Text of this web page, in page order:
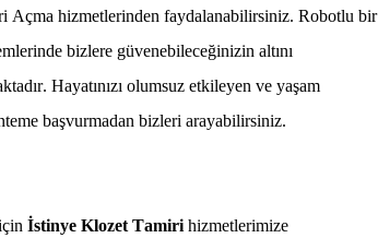
Açma hizmetlerinden faydalanabilirsiniz. Robotlu bir
bizlere güvenebileceğinizin altını
Hayatınızı olumsuz etkileyen ve yaşam
başvurmadan bizleri arayabilirsiniz.
İstinye Klozet Tamiri hizmetlerimize